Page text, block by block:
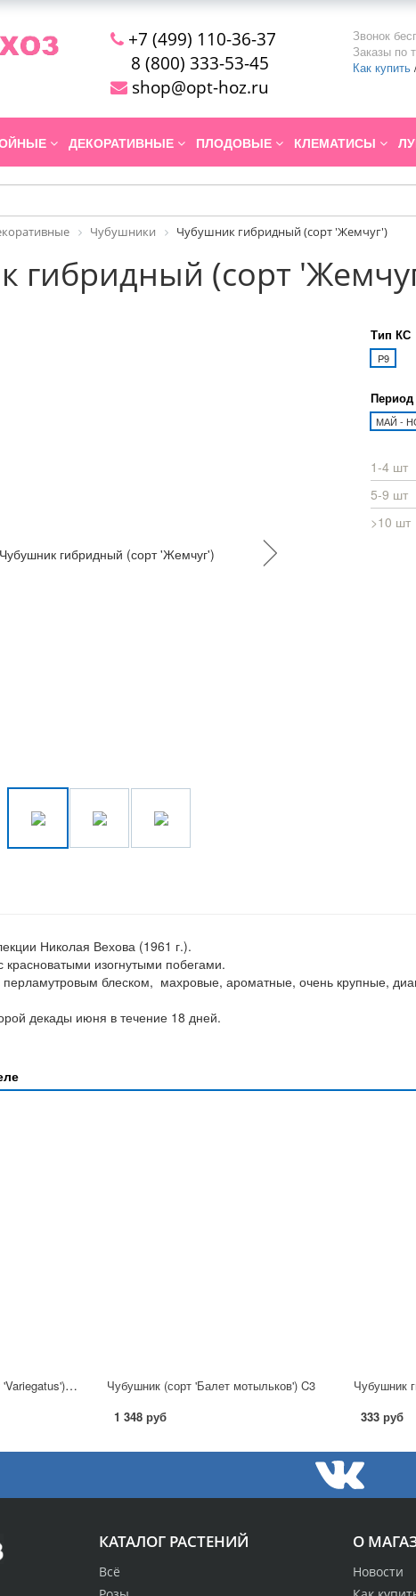
+7 (499) 110-36-37
8 (800) 333-53-45
shop@opt-hoz.ru
Звонок
Заказы по
Как купить
ДЕКОРАТИВНЫЕ ПЛОДОВЫЕ КЛЕМАТИСЫ
Чубушники Чубушник гибридный (сорт 'Жемчуг')
гибридный (сорт
Тип КС
P9
Период
МАЙ -
1-4 шт
5-9 шт
>10 шт
Николая Вехова (1961 г.).
красноватыми изогнутыми побегами.
перламутровым блеском, махровые, ароматные, очень крупные,
декады июня в течение 18 дней.
Чубушник венечный (сорт 'Variegatus') С5
Чубушник (сорт 'Балет мотыльков') C3
1 348 руб
333 руб
О
Новости
КАТАЛОГ РАСТЕНИЙ
Всё